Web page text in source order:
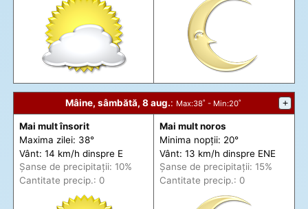
Mâine, sâmbătă, 8 aug.: Max:38˚ - Min:20˚ +
Mai mult însorit
Maxima zilei: 38°
Vânt: 14 km/h dinspre E
Șanse de precipitații: 10%
Cantitate precip.: 0
Mai mult noros
Minima nopții: 20°
Vânt: 13 km/h dinspre ENE
Șanse de precipitații: 15%
Cantitate precip.: 0